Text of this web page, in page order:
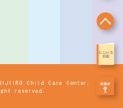
Child Care Center.
reserved.